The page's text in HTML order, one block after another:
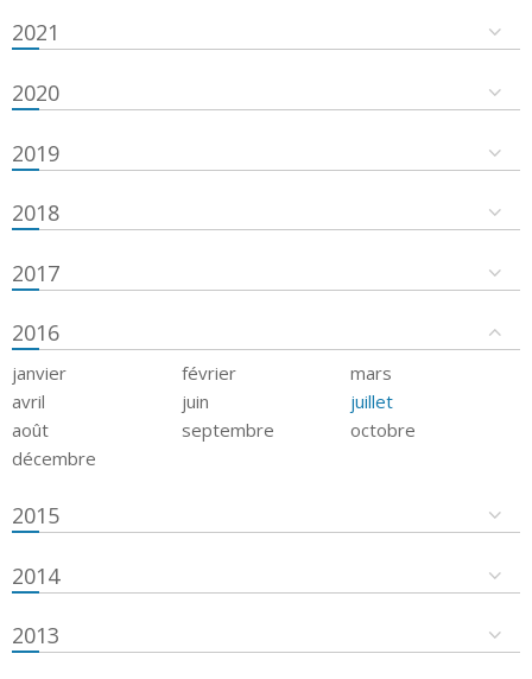
2021
2020
2019
2018
2017
2016
janvier février
mars
avril
juin
juillet
août
septembre
octobre
décembre
2015
2014
2013